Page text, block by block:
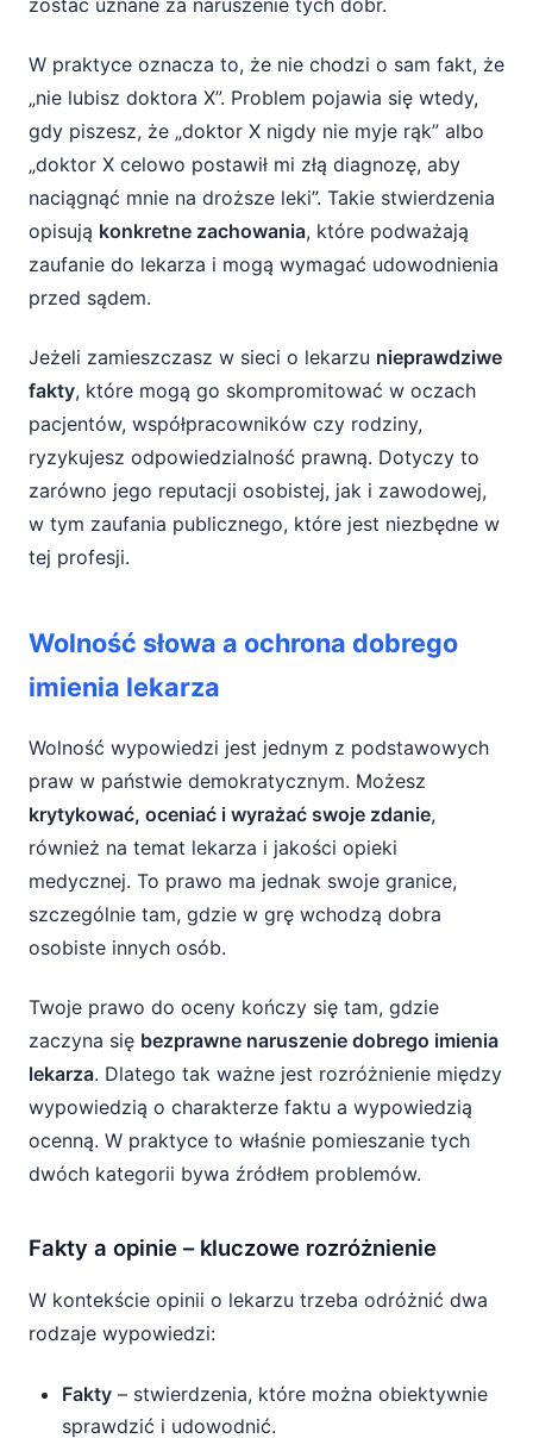
zostać uznane za naruszenie tych dóbr.
W praktyce oznacza to, że nie chodzi o sam fakt, że
„nie lubisz doktora X”. Problem pojawia się wtedy,
gdy piszesz, że „doktor X nigdy nie myje rąk” albo
„doktor X celowo postawił mi złą diagnozę, aby
naciągnąć mnie na droższe leki”. Takie stwierdzenia
opisują konkretne zachowania, które podważają
zaufanie do lekarza i mogą wymagać udowodnienia
przed sądem.
Jeżeli zamieszczasz w sieci o lekarzu nieprawdziwe
fakty, które mogą go skompromitować w oczach
pacjentów, współpracowników czy rodziny,
ryzykujesz odpowiedzialność prawną. Dotyczy to
zarówno jego reputacji osobistej, jak i zawodowej,
w tym zaufania publicznego, które jest niezbędne w
tej profesji.
Wolność słowa a ochrona dobrego
imienia lekarza
Wolność wypowiedzi jest jednym z podstawowych
praw w państwie demokratycznym. Możesz
krytykować, oceniać i wyrażać swoje zdanie,
również na temat lekarza i jakości opieki
medycznej. To prawo ma jednak swoje granice,
szczególnie tam, gdzie w grę wchodzą dobra
osobiste innych osób.
Twoje prawo do oceny kończy się tam, gdzie
zaczyna się bezprawne naruszenie dobrego imienia
lekarza. Dlatego tak ważne jest rozróżnienie między
wypowiedzią o charakterze faktu a wypowiedzią
ocenną. W praktyce to właśnie pomieszanie tych
dwóch kategorii bywa źródłem problemów.
Fakty a opinie – kluczowe rozróżnienie
W kontekście opinii o lekarzu trzeba odróżnić dwa
rodzaje wypowiedzi:
Fakty – stwierdzenia, które można obiektywnie
sprawdzić i udowodnić.